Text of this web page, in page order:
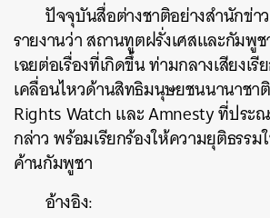
ปัจจุบันสื่อต่างชาติอย่างสำนักข่า
รายงานว่า สถานทูตฝรั่งเศสและกัมพู
เฉยต่อเรื่องที่เกิดขึ้น ท่ามกลางเสียงเ
เคลื่อนไหวด้านสิทธิมนุษยชนนานาชา
Rights Watch และ Amnesty ที่ประ
กล่าว พร้อมเรียกร้องให้ความยุติธรร
ค้านกัมพูชา
อ้างอิง: